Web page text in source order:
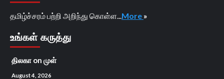
தமிழ்ச்சரம் பற்றி அறிந்து கொள்ள... More »
உங்கள் கருத்து
திலகா on முள்
August 4, 2026